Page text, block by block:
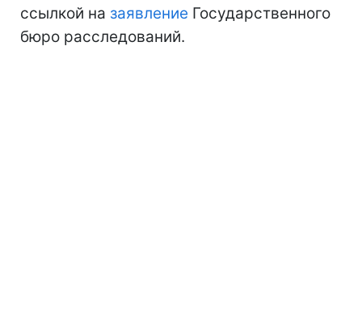
ссылкой на заявление Государственного
бюро расследований.